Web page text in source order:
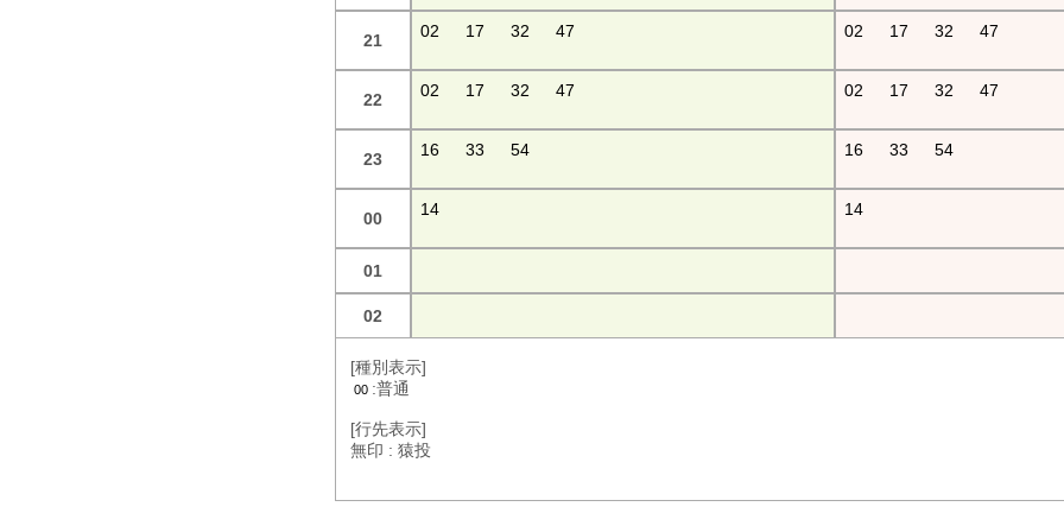
21 02 17 32 47 02 17 32 47
22 02 17 32 47 02 17 32 47
23 16 33 54 16 33 54
00 14 14
01
02
[種別表示]
00 :普通
[行先表示]
無印 : 猿投